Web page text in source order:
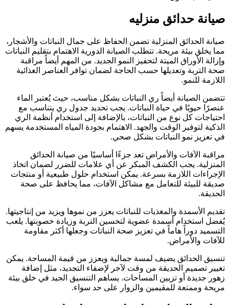
صيانة حدائق منزليه
صيانة الحدائق المنزلية تضمن الحفاظ على جمال النباتات والأشجار،
مما يخلق بيئة مريحة. تتطلب الصيانة الدورية الاهتمام بتقليم النباتات
وإزالة الأوراق الميتة لتحفيز النمو الجديد. من المهم أيضاً مراقبة
صحة التربة وتعديلها حسب الحاجة لضمان توافر العناصر الغذائية
اللازمة للنمو.
تتضمن الصيانة أيضاً ري النباتات بشكل مناسب، حيث يُعتبر الماء
عنصرًا حيويًا في حياة النباتات. يجب تحديد جدول ري يتناسب مع
احتياجات كل نوع من النباتات، بالإضافة إلى استخدام أنظمة الري
الذكية لتوفير الوقت والجهد. الاهتمام بجودة المياه المستخدمة يسهم
في تعزيز نمو النباتات بشكل صحي.
مراقبة الآفات والأمراض تعد جزءًا أساسيًا من صيانة الحدائق
المنزلية. يجب الكشف المبكر عن أي علامات للضرر لضمان اتخاذ
الإجراءات اللازمة بسرعة. يمكن استخدام حلول طبيعية أو منتجات
صديقة للبيئة للتعامل مع مشاكل الآفات، مما يحافظ على صحة
الحديقة.
تقديم الأسمدة والمغذيات للنباتات يعزز من نموها ويزيد من إنتاجيتها.
يُفضل استخدام أسمدة عضوية لتحسين التربة وزيادة خصوبتها. يلعب
التسميد دوراً هاماً في تعزيز صحة النباتات وجعلها أكثر مقاومة
للآفات والأمراض.
تنسيق الحدائق يضيف لمسة جمالية ويعزز من قيمة المساحة. يمكن
تغيير تصميم الحديقة من وقت لآخر لإضفاء التجديد، مثل إضافة
زهور جديدة أو تزيين المساحات. يساهم التنسيق الجيد في خلق بيئة
مريحة وممتعة للمقيمين والزوار على حد سواء.